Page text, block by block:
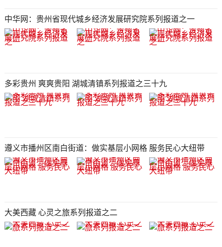
中华网：贵州省现代城乡经济发展研究院系列报道之一
多彩贵州 爽爽贵阳 湖城清镇系列报道之三十九
遵义市播州区南白街道：做实基层小网格 服务民心大纽带
大美西藏 心灵之旅系列报道之二